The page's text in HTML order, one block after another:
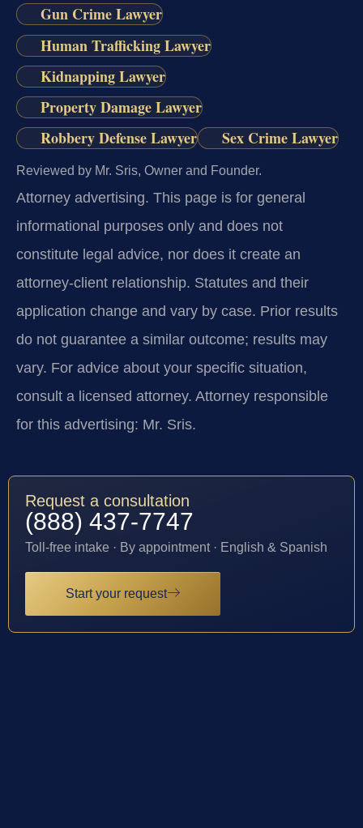
Gun Crime Lawyer
Human Trafficking Lawyer
Kidnapping Lawyer
Property Damage Lawyer
Robbery Defense Lawyer
Sex Crime Lawyer
Reviewed by Mr. Sris, Owner and Founder.
Attorney advertising. This page is for general
informational purposes only and does not
constitute legal advice, nor does it create an
attorney-client relationship. Statutes and their
application change and vary by case. Prior results
do not guarantee a similar outcome; results may
vary. For advice about your specific situation,
consult a licensed attorney. Attorney responsible
for this advertising: Mr. Sris.
Request a consultation
(888) 437-7747
Toll-free intake · By appointment · English & Spanish
Start your request